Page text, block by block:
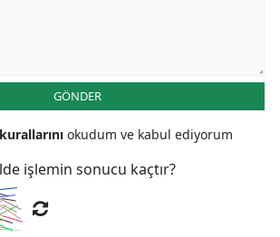
GÖNDER
okudum ve kabul ediyorum
işlemin sonucu kaçtır?